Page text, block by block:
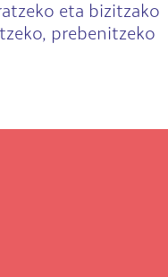
eta bizitzako
prebenitzeko